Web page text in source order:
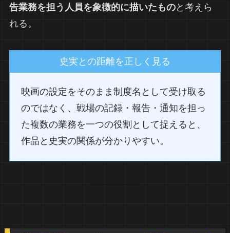
告業務を担う人員を象徴的に描いたものと考えら
れる。
史実との距離を正しく見る
映画の設定をそのまま制度名として受け取る
のではなく、戦場の記録・報告・通知を担っ
た複数の業務を一つの役割として捉えると、
作品と史実の関係が分かりやすい。